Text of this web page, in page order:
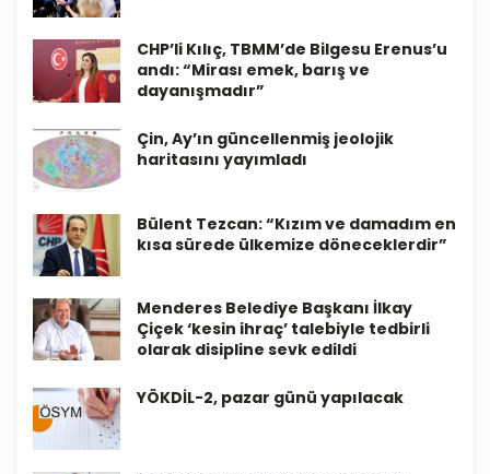
CHP’li Kılıç, TBMM’de Bilgesu Erenus’u
andı: “Mirası emek, barış ve
dayanışmadır”
Çin, Ay’ın güncellenmiş jeolojik
haritasını yayımladı
Bülent Tezcan: “Kızım ve damadım en
kısa sürede ülkemize döneceklerdir”
Menderes Belediye Başkanı İlkay
Çiçek ‘kesin ihraç’ talebiyle tedbirli
olarak disipline sevk edildi
YÖKDİL-2, pazar günü yapılacak